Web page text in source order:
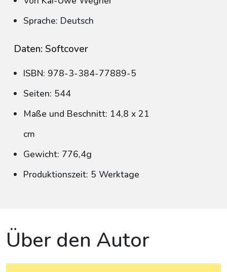
Sprache: Deutsch
Daten: Softcover
ISBN: 978-3-384-77889-5
Seiten: 544
Maße und Beschnitt: 14,8 x 21
cm
Gewicht: 776,4g
Produktionszeit: 5 Werktage
Über den Autor